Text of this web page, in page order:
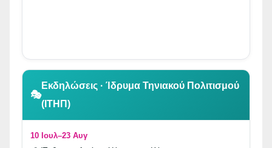
👆 Κλικ για περιήγηση
🎭
Εκδηλώσεις · Ίδρυμα Τηνιακού Πολιτισμού
(ΙΤΗΠ)
10 Ιουλ–23 Αυγ